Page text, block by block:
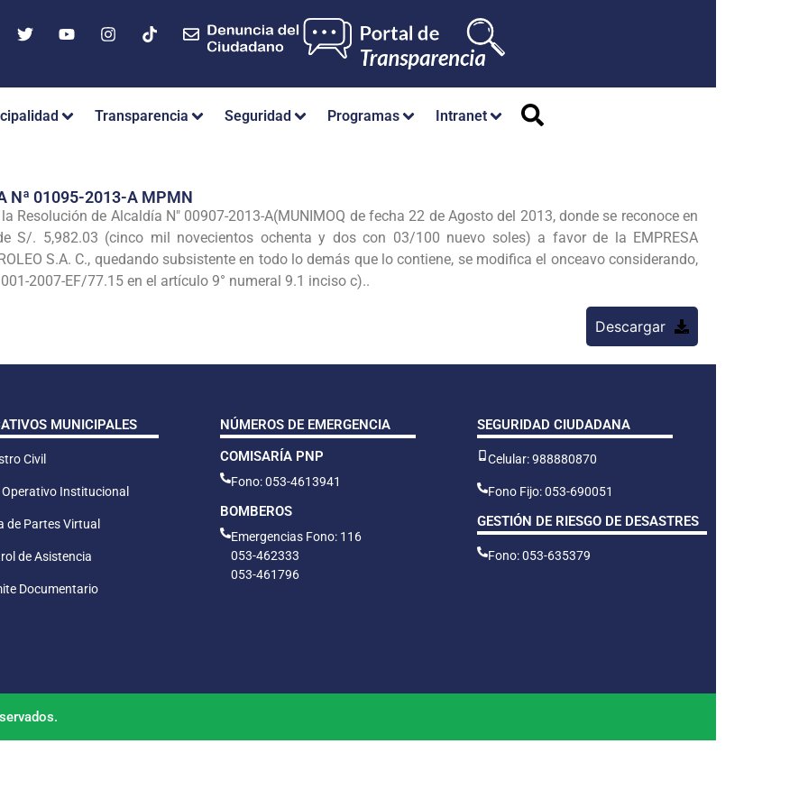
Transparencia Seguridad Programas Intranet
Nª 01095-2013-A MPMN
la Resolución de Alcaldía N" 00907-2013-A(MUNIMOQ de fecha 22 de Agosto del 2013, donde se reconoce en
S/. 5,982.03 (cinco mil novecientos ochenta y dos con 03/100 nuevo soles) a favor de la EMPRESA
S.A. C., quedando subsistente en todo lo demás que lo contiene, se modifica el onceavo considerando,
2007-EF/77.15 en el artículo 9° numeral 9.1 inciso c)..
Descargar
MUNICIPALES
Civil
Institucional
de Partes Virtual
de Asistencia
Documentario
NÚMEROS DE EMERGENCIA
COMISARÍA PNP
Fono: 053-4613941
BOMBEROS
Emergencias Fono: 116
053-462333
053-461796
SEGURIDAD CIUDADANA
Celular: 988880870
Fono Fijo: 053-690051
GESTIÓN DE RIESGO DE DESASTRES
Fono: 053-635379